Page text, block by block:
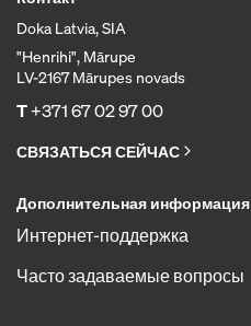
Doka Latvia, SIA
"Henrihi", Mārupe
LV-2167 Mārupes novads
T+371 67 02 97 00
СВЯЗАТЬСЯ СЕЙЧАС
Дополнительная информация
Интернет-поддержка
Часто задаваемые вопросы